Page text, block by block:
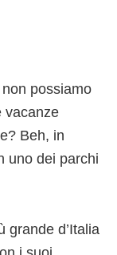
possiamo
vacanze
Beh, in
uno dei parchi
grande d’Italia